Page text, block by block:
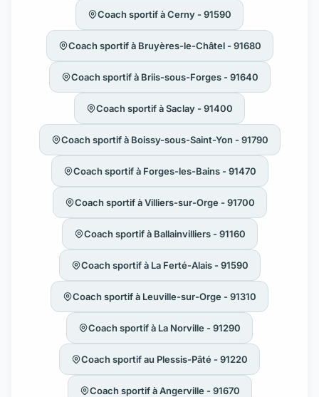
Coach sportif à Cerny - 91590
Coach sportif à Bruyères-le-Châtel - 91680
Coach sportif à Briis-sous-Forges - 91640
Coach sportif à Saclay - 91400
Coach sportif à Boissy-sous-Saint-Yon - 91790
Coach sportif à Forges-les-Bains - 91470
Coach sportif à Villiers-sur-Orge - 91700
Coach sportif à Ballainvilliers - 91160
Coach sportif à La Ferté-Alais - 91590
Coach sportif à Leuville-sur-Orge - 91310
Coach sportif à La Norville - 91290
Coach sportif au Plessis-Pâté - 91220
Coach sportif à Angerville - 91670